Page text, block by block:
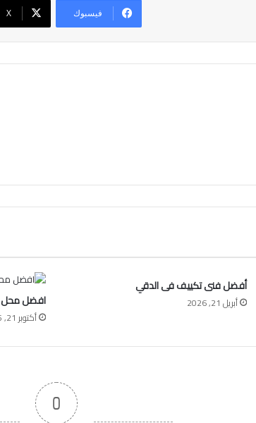
فيسبوك ‫X
أفضل فنى تكييف فى الدقي
أبريل 21, 2026 افضل محل
أكتوبر 21, 2025
0